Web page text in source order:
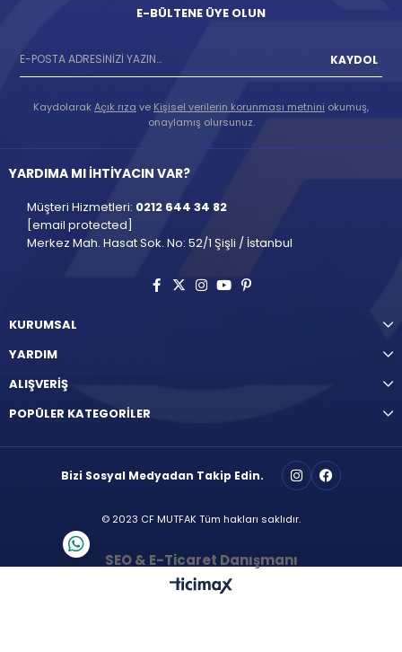
E-BÜLTENE ÜYE OLUN
KAYDOL
KaydolarakAçık rıza ve Kişisel verilerin korunması metnini okumuş,
onaylamış olursunuz.
YARDIMA MI İHTİYACIN VAR?
Müşteri Hizmetleri: 0212 644 34 82
[email protected]
Merkez Mah. Hasat Sok. No: 52/1 Şişli / İstanbul
KURUMSAL
YARDIM
ALIŞVERİŞ
POPÜLER KATEGORİLER
Bizi Sosyal Medyadan Takip Edin.
© 2023 CF MUTFAK Tüm hakları saklıdır.
SEO & E-Ticaret Danışmanı